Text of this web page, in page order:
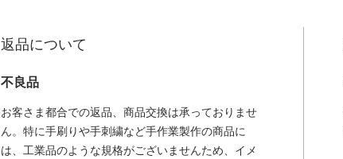
返品について
不良品
お客さま都合での返品、商品交換は承っておりませ
ん。特に手刷りや手刺繍など手作業製作の商品に
は、工業品のような規格がございませんため、イメ